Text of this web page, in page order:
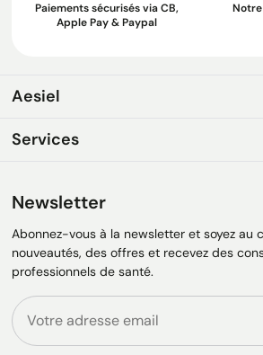
Paiements sécurisés via CB,
Apple Pay & Paypal
Aesiel
Services
Newsletter
Abonnez-vous à la newsletter et soyez au
nouveautés, des offres et recevez des
professionnels de santé.